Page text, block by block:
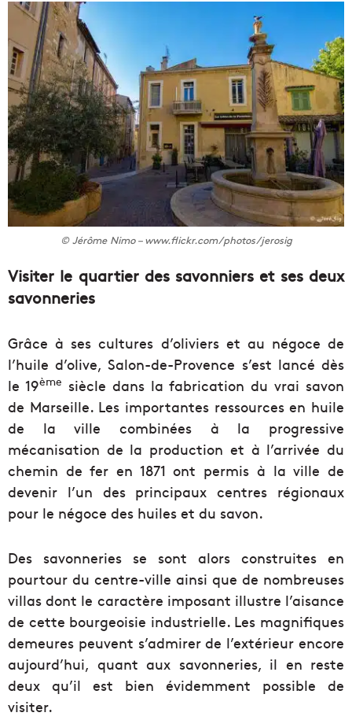
© Jérôme Nimo – www.flickr.com/photos/jerosig
Visiter le quartier des savonniers et ses deux
savonneries
Grâce à ses cultures d’oliviers et au négoce de
l’huile d’olive, Salon-de-Provence s’est lancé dès
le 19ème siècle dans la fabrication du vrai savon
de Marseille. Les importantes ressources en huile
de la ville combinées à la progressive
mécanisation de la production et à l’arrivée du
chemin de fer en 1871 ont permis à la ville de
devenir l’un des principaux centres régionaux
pour le négoce des huiles et du savon.
Des savonneries se sont alors construites en
pourtour du centre-ville ainsi que de nombreuses
villas dont le caractère imposant illustre l’aisance
de cette bourgeoisie industrielle. Les magnifiques
demeures peuvent s’admirer de l’extérieur encore
aujourd’hui, quant aux savonneries, il en reste
deux qu’il est bien évidemment possible de
visiter.